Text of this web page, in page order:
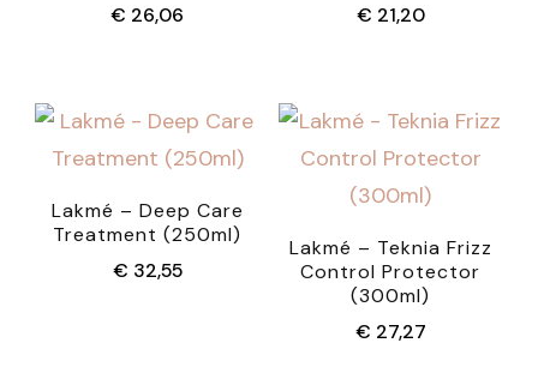
€ 26,06
€ 21,20
Lakmé – Deep Care
Treatment (250ml)
€ 32,55
Lakmé – Teknia Frizz
Control Protector
(300ml)
€ 27,27